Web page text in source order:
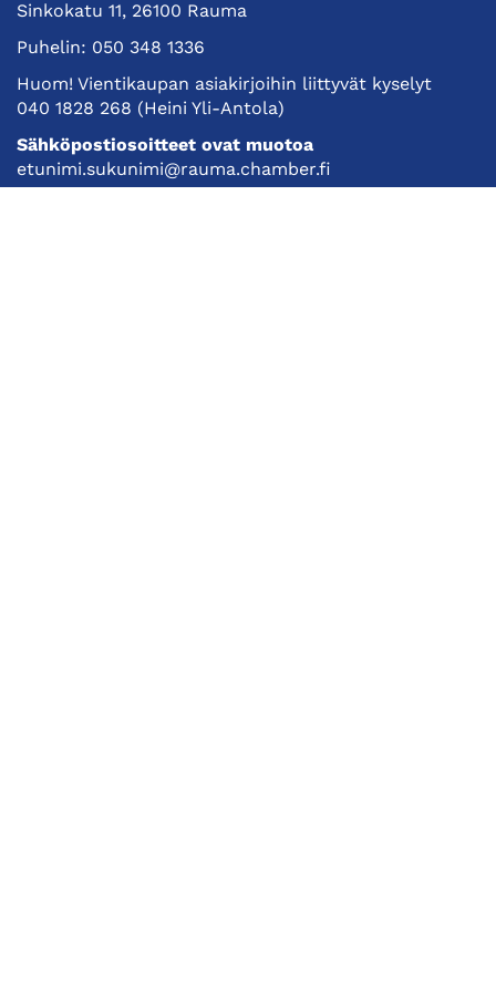
Sinkokatu 11, 26100 Rauma
Puhelin: 050 348 1336
Huom! Vientikaupan asiakirjoihin liittyvät kyselyt
040 1828 268 (Heini Yli-Antola)
Sähköpostiosoitteet ovat muotoa
etunimi.sukunimi@rauma.chamber.fi